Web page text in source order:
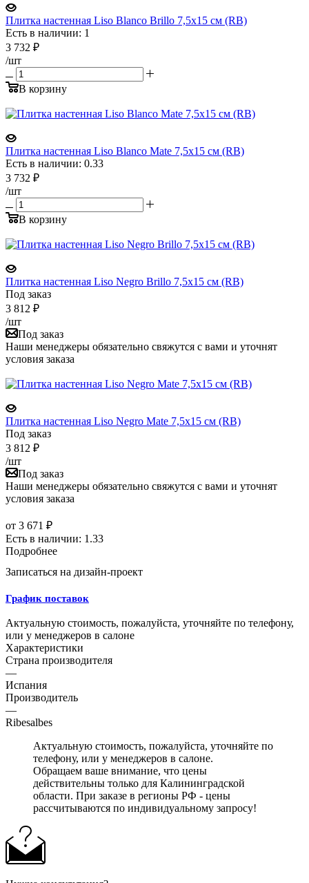
Плитка настенная Liso Blanco Brillo 7,5x15 см (RB)
Есть в наличии: 1
3 732 ₽
/шт
В корзину
Плитка настенная Liso Blanco Mate 7,5x15 см (RB)
Есть в наличии: 0.33
3 732 ₽
/шт
В корзину
Плитка настенная Liso Negro Brillo 7,5x15 см (RB)
Под заказ
3 812 ₽
/шт
Под заказ
Наши менеджеры обязательно свяжутся с вами и уточнят
условия заказа
Плитка настенная Liso Negro Mate 7,5x15 см (RB)
Под заказ
3 812 ₽
/шт
Под заказ
Наши менеджеры обязательно свяжутся с вами и уточнят
условия заказа
от 3 671 ₽
Есть в наличии: 1.33
Подробнее
Записаться на дизайн-проект
График поставок
Актуальную стоимость, пожалуйста, уточняйте по телефону,
или у менеджеров в салоне
Характеристики
Страна производителя
—
Испания
Производитель
—
Ribesalbes
Актуальную стоимость, пожалуйста, уточняйте по
телефону, или у менеджеров в салоне.
Обращаем ваше внимание, что цены
действительны только для Калининградской
области. При заказе в регионы РФ - цены
рассчитываются по индивидуальному запросу!